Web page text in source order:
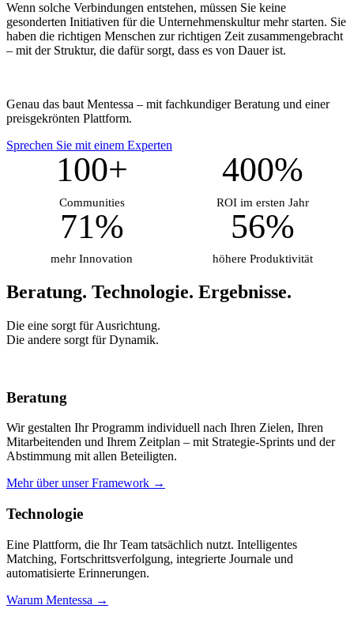
Wenn solche Verbindungen entstehen, müssen Sie keine
gesonderten Initiativen für die Unternehmenskultur mehr starten. Sie
haben die richtigen Menschen zur richtigen Zeit zusammengebracht
– mit der Struktur, die dafür sorgt, dass es von Dauer ist.
Genau das baut Mentessa – mit fachkundiger Beratung und einer
preisgekrönten Plattform.
Sprechen Sie mit einem Experten
100+
Communities
400%
ROI im ersten Jahr
71%
mehr Innovation
56%
höhere Produktivität
Beratung. Technologie. Ergebnisse.
Die eine sorgt für Ausrichtung.
Die andere sorgt für Dynamik.
Beratung
Wir gestalten Ihr Programm individuell nach Ihren Zielen, Ihren
Mitarbeitenden und Ihrem Zeitplan – mit Strategie-Sprints und der
Abstimmung mit allen Beteiligten.
Mehr über unser Framework →
Technologie
Eine Plattform, die Ihr Team tatsächlich nutzt. Intelligentes
Matching, Fortschrittsverfolgung, integrierte Journale und
automatisierte Erinnerungen.
Warum Mentessa →